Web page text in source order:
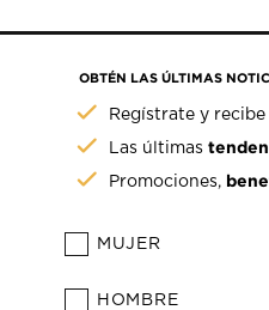
OBTÉN LAS ÚLTIMAS
Regístrate y
Las últimas
Promociones,
MUJER
HOMBRE